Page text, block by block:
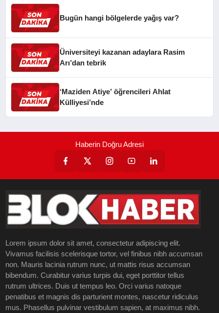
Bugün hangi bölgelerde yağış var?
Üniversiteyi kazanan adaylara Rasim
Arı’dan tebrik
‘Maziden Atiye’ öğrencileri Ahlat
Külliyesi’nde
Haberin Doğru Adresi
Lorem ipsum dolor sit amet, consectetur adipiscing elit.
Vivamus facilisis scelerisque tortor, vel finibus nibh accumsan
non. Mauris lacinia rutrum nunc, ut mattis risus accumsan
bibendum. Curabitur varius turpis dui, eget porttitor tellus
rutrum ultrices. Duis ut tempus leo. Orci varius natoque
penatibus et magnis dis parturient montes, nascetur ridiculus
mus. Phasellus pulvinar vestibulum sapien, at maximus nibh.